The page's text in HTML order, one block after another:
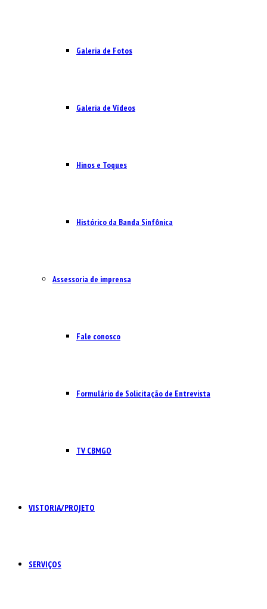
Galeria de Fotos
Galeria de Vídeos
Hinos e Toques
Histórico da Banda Sinfônica
Assessoria de imprensa
Fale conosco
Formulário de Solicitação de Entrevista
TV CBMGO
VISTORIA/PROJETO
SERVIÇOS